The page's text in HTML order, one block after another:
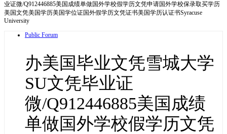
业证微/Q912446885美国成绩单做国外学校假学历文凭申请国外学校保录取买学历
美国文凭美国学历美国学位证国外假学历文凭证书美国学历认证书Syracuse
University
Public Forum
办美国毕业文凭雪城大学
SU文凭毕业证
微/Q912446885美国成绩
单做国外学校假学历文凭